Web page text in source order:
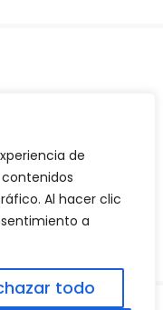
de
Al hacer clic
a
todo